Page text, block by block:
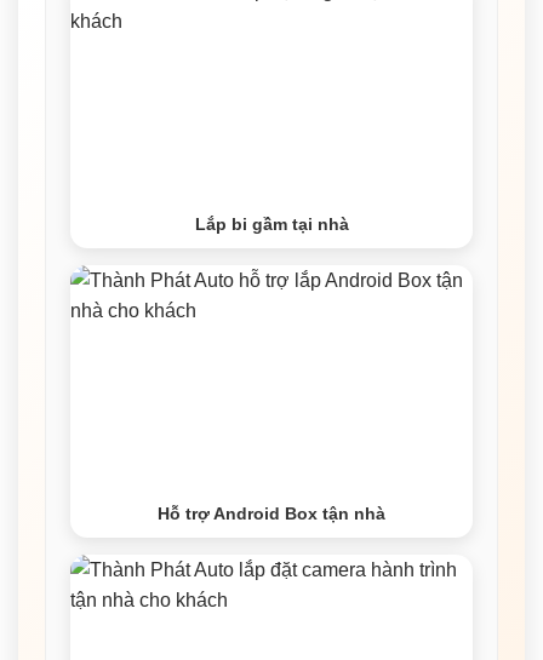
Lắp bi gầm tại nhà
Hỗ trợ Android Box tận nhà